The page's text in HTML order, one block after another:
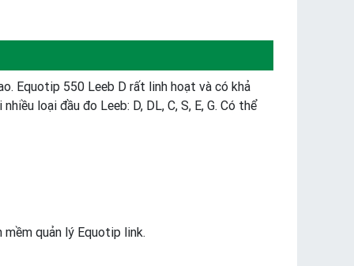
Equotip 550 Leeb D rất linh hoạt và có khả
loại đầu đo Leeb: D, DL, C, S, E, G. Có thể
quản lý Equotip link.